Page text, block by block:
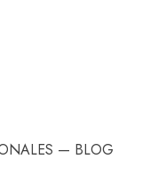
— BLOG